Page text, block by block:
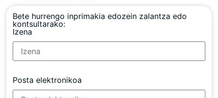
Bete hurrengo inprimakia edozein zalantza edo
kontsultarako:
Izena
Posta elektronikoa